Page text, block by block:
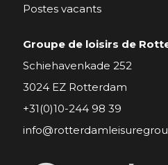
Postes vacants
Groupe de loisirs de
Schiehavenkade 252
3024 EZ Rotterdam
+31(0)10-244 98 39